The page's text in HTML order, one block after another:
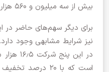
بیش از سه میلیون و ۵۶۰ هزار تومان خواهد شد.
برای دیگر سهم‌های حاضر
نیز شرایط مشابهی وجود
در این